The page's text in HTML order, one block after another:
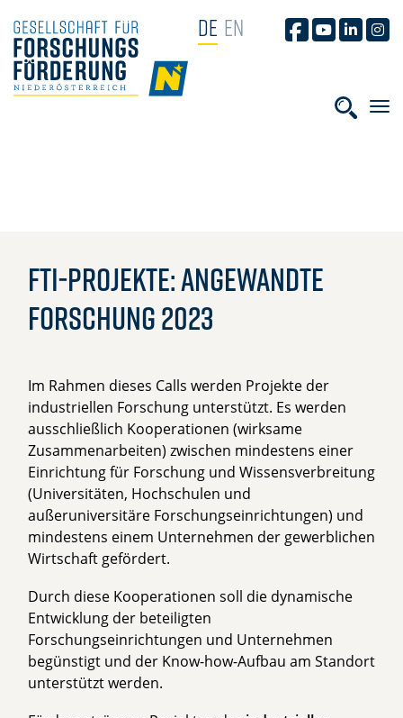
HOME
DE EN GFF AUF
GFF AUF
GFFGFF
FTI-Projekte: Angewandte
Forschung 2023
Im Rahmen dieses Calls werden Projekte der
industriellen Forschung unterstützt. Es werden
ausschließlich Kooperationen (wirksame
Zusammenarbeiten) zwischen mindestens einer
Einrichtung für Forschung und Wissensverbreitung
(Universitäten, Hochschulen und
außeruniversitäre Forschungseinrichtungen) und
mindestens einem Unternehmen der gewerblichen
Wirtschaft gefördert.
Durch diese Kooperationen soll die dynamische
Entwicklung der beteiligten
Forschungseinrichtungen und Unternehmen
begünstigt und der Know-how-Aufbau am Standort
unterstützt werden.